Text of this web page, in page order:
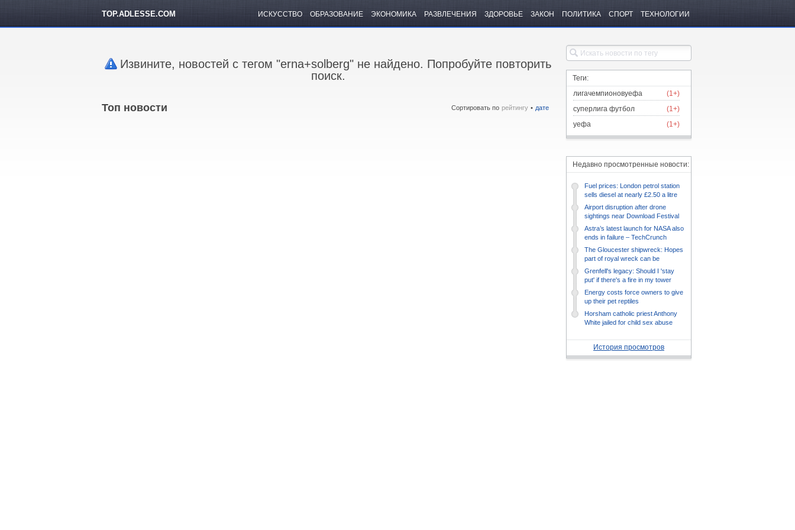
TOP.ADLESSE.COM ИСКУССТВО ОБРАЗОВАНИЕ ЭКОНОМИКА РАЗВЛЕЧЕНИЯ ЗДОРОВЬЕ ЗАКОН ПОЛИТИКА СПОРТ ТЕХНОЛОГИИ
Извините, новостей с тегом "erna+solberg" не найдено. Попробуйте повторить
поиск.
Топ новости Сортировать по рейтингу • дате
Теги:
лигачемпионовуефа
(1+)
суперлига футбол
(1+)
уефа
(1+)
Недавно просмотренные новости:
Fuel prices: London petrol station
sells diesel at nearly £2.50 a litre
Airport disruption after drone
sightings near Download Festival
Astra’s latest launch for NASA also
ends in failure – TechCrunch
The Gloucester shipwreck: Hopes
part of royal wreck can be
recovered
Grenfell's legacy: Should I 'stay
put' if there's a fire in my tower
block?
Energy costs force owners to give
up their pet reptiles
Horsham catholic priest Anthony
White jailed for child sex abuse
История просмотров